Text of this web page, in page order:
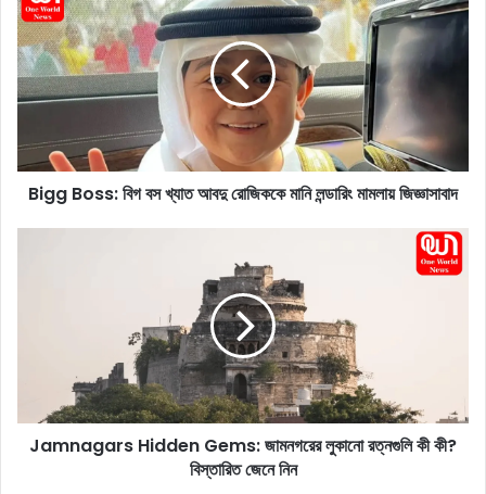
i
g
g
B
o
s
:
জি
Bigg Boss: বিগ বস খ্যাত আবদু রোজিককে মানি লন্ডারিং মামলায় জিজ্ঞাসাবাদ
s
Jamnagars Hidden Gems: জামনগরের লুকানো রত্নগুলি কী কী?
বিস্তারিত জেনে নিন